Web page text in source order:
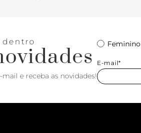
dentro
e receba as novidades!
Feminino
E-mail*